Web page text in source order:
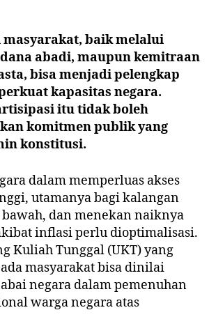
baik melalui
abadi, maupun kemitraan
bisa menjadi pelengkap
kapasitas negara.
itu tidak boleh
komitmen publik yang
konstitusi.
dalam memperluas akses
utamanya bagi kalangan
dan menekan naiknya
inflasi perlu dioptimalisasi.
Kuliah Tunggal (UKT) yang
masyarakat bisa dinilai
negara dalam pemenuhan
warga negara atas